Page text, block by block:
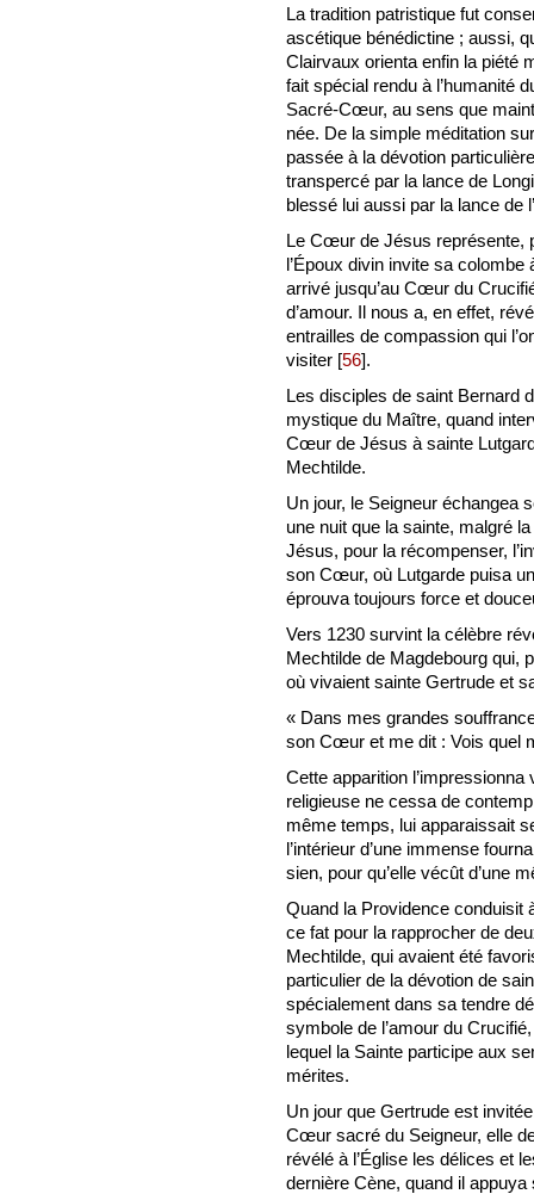
La tradition patristique fut
ascétique bénédictine ; aussi,
Clairvaux orienta enfin la piété
fait spécial rendu à l’humanité
Sacré-Cœur, au sens que
née. De la simple méditation
passée à la dévotion
transpercé par la lance de
blessé lui aussi par la lance de
Le Cœur de Jésus représente,
l’Époux divin invite sa
arrivé jusqu’au Cœur du
d’amour. Il nous a, en effet,
entrailles de compassion qui
visiter [56].
Les disciples de saint Bernard
mystique du Maître, quand
Cœur de Jésus à sainte
Mechtilde.
Un jour, le Seigneur échangea
une nuit que la sainte, malgré
Jésus, pour la récompenser,
son Cœur, où Lutgarde puisa
éprouva toujours force et
Vers 1230 survint la célèbre
Mechtilde de Magdebourg qui,
où vivaient sainte Gertrude et
« Dans mes grandes
son Cœur et me dit : Vois quel
Cette apparition
religieuse ne cessa de
même temps, lui apparaissait
l’intérieur d’une immense
sien, pour qu’elle vécût d’une
Quand la Providence conduisit
ce fat pour la rapprocher de
Mechtilde, qui avaient été
particulier de la dévotion de
spécialement dans sa tendre
symbole de l’amour du
lequel la Sainte participe aux
mérites.
Un jour que Gertrude est
Cœur sacré du Seigneur, elle
révélé à l’Église les délices et
dernière Cène, quand il